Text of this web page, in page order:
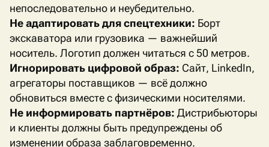
непоследовательно и неубедительно.
Не адаптировать для спецтехники: Борт
экскаватора или грузовика — важнейший
носитель. Логотип должен читаться с 50 метров.
Игнорировать цифровой образ: Сайт, LinkedIn,
агрегаторы поставщиков — всё должно
обновиться вместе с физическими носителями.
Не информировать партнёров: Дистрибьюторы
и клиенты должны быть предупреждены об
изменении образа заблаговременно.